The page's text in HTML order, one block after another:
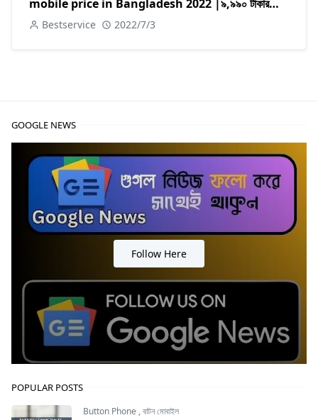
mobile price in Bangladesh 2022 |৯,৯৯০ টাকার
মধ্যে vivo Y01 ভালো মোবাইল ফোন
Bestservice 2022/7/3
GOOGLE NEWS
Follow Here
POPULAR POSTS
Button Phone ,বাটন মোবাইল